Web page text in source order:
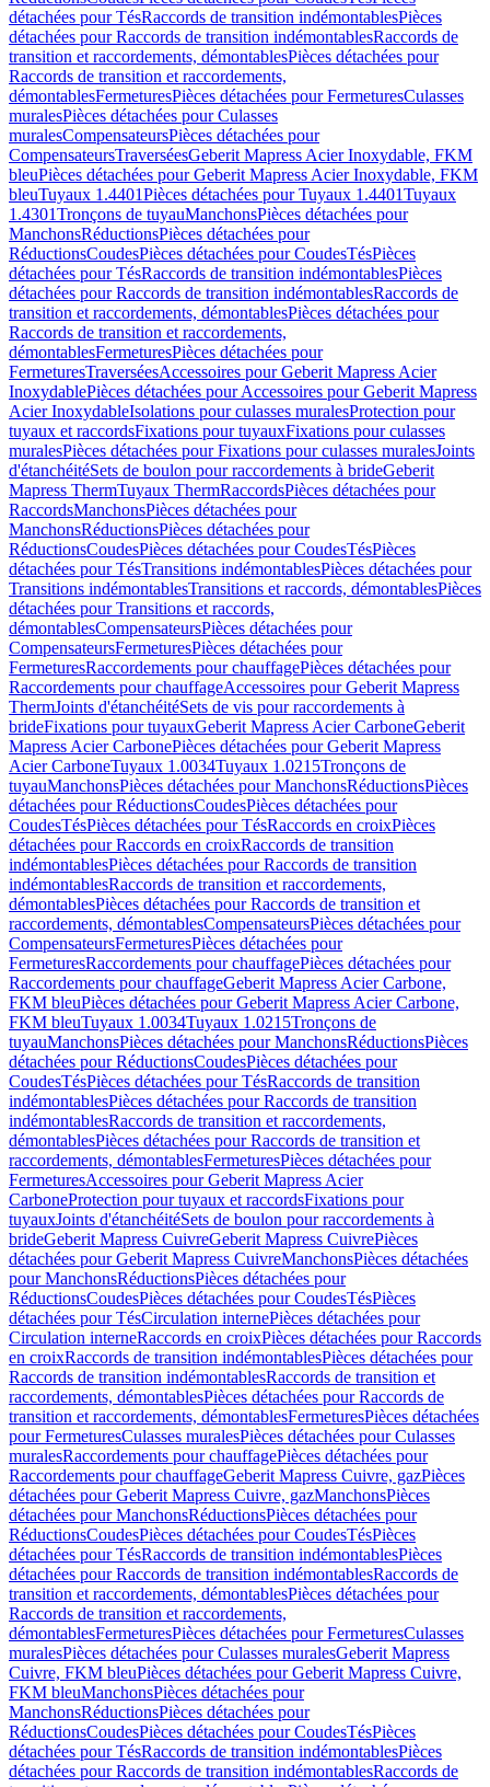
détachées pour TésRaccords de transition indémontablesPièces
détachées pour Raccords de transition indémontablesRaccords de
transition et raccordements, démontablesPièces détachées pour
Raccords de transition et raccordements,
démontablesFermeturesPièces détachées pour FermeturesCulasses
muralesPièces détachées pour Culasses
muralesCompensateursPièces détachées pour
CompensateursTraverséesGeberit Mapress Acier Inoxydable, FKM
bleuPièces détachées pour Geberit Mapress Acier Inoxydable, FKM
bleuTuyaux 1.4401Pièces détachées pour Tuyaux 1.4401Tuyaux
1.4301Tronçons de tuyauManchonsPièces détachées pour
ManchonsRéductionsPièces détachées pour
RéductionsCoudesPièces détachées pour CoudesTésPièces
détachées pour TésRaccords de transition indémontablesPièces
détachées pour Raccords de transition indémontablesRaccords de
transition et raccordements, démontablesPièces détachées pour
Raccords de transition et raccordements,
démontablesFermeturesPièces détachées pour
FermeturesTraverséesAccessoires pour Geberit Mapress Acier
InoxydablePièces détachées pour Accessoires pour Geberit Mapress
Acier InoxydableIsolations pour culasses muralesProtection pour
tuyaux et raccordsFixations pour tuyauxFixations pour culasses
muralesPièces détachées pour Fixations pour culasses muralesJoints
d'étanchéitéSets de boulon pour raccordements à brideGeberit
Mapress ThermTuyaux ThermRaccordsPièces détachées pour
RaccordsManchonsPièces détachées pour
ManchonsRéductionsPièces détachées pour
RéductionsCoudesPièces détachées pour CoudesTésPièces
détachées pour TésTransitions indémontablesPièces détachées pour
Transitions indémontablesTransitions et raccords, démontablesPièces
détachées pour Transitions et raccords,
démontablesCompensateursPièces détachées pour
CompensateursFermeturesPièces détachées pour
FermeturesRaccordements pour chauffagePièces détachées pour
Raccordements pour chauffageAccessoires pour Geberit Mapress
ThermJoints d'étanchéitéSets de vis pour raccordements à
brideFixations pour tuyauxGeberit Mapress Acier CarboneGeberit
Mapress Acier CarbonePièces détachées pour Geberit Mapress
Acier CarboneTuyaux 1.0034Tuyaux 1.0215Tronçons de
tuyauManchonsPièces détachées pour ManchonsRéductionsPièces
détachées pour RéductionsCoudesPièces détachées pour
CoudesTésPièces détachées pour TésRaccords en croixPièces
détachées pour Raccords en croixRaccords de transition
indémontablesPièces détachées pour Raccords de transition
indémontablesRaccords de transition et raccordements,
démontablesPièces détachées pour Raccords de transition et
raccordements, démontablesCompensateursPièces détachées pour
CompensateursFermeturesPièces détachées pour
FermeturesRaccordements pour chauffagePièces détachées pour
Raccordements pour chauffageGeberit Mapress Acier Carbone,
FKM bleuPièces détachées pour Geberit Mapress Acier Carbone,
FKM bleuTuyaux 1.0034Tuyaux 1.0215Tronçons de
tuyauManchonsPièces détachées pour ManchonsRéductionsPièces
détachées pour RéductionsCoudesPièces détachées pour
CoudesTésPièces détachées pour TésRaccords de transition
indémontablesPièces détachées pour Raccords de transition
indémontablesRaccords de transition et raccordements,
démontablesPièces détachées pour Raccords de transition et
raccordements, démontablesFermeturesPièces détachées pour
FermeturesAccessoires pour Geberit Mapress Acier
CarboneProtection pour tuyaux et raccordsFixations pour
tuyauxJoints d'étanchéitéSets de boulon pour raccordements à
brideGeberit Mapress CuivreGeberit Mapress CuivrePièces
détachées pour Geberit Mapress CuivreManchonsPièces détachées
pour ManchonsRéductionsPièces détachées pour
RéductionsCoudesPièces détachées pour CoudesTésPièces
détachées pour TésCirculation internePièces détachées pour
Circulation interneRaccords en croixPièces détachées pour Raccords
en croixRaccords de transition indémontablesPièces détachées pour
Raccords de transition indémontablesRaccords de transition et
raccordements, démontablesPièces détachées pour Raccords de
transition et raccordements, démontablesFermeturesPièces détachées
pour FermeturesCulasses muralesPièces détachées pour Culasses
muralesRaccordements pour chauffagePièces détachées pour
Raccordements pour chauffageGeberit Mapress Cuivre, gazPièces
détachées pour Geberit Mapress Cuivre, gazManchonsPièces
détachées pour ManchonsRéductionsPièces détachées pour
RéductionsCoudesPièces détachées pour CoudesTésPièces
détachées pour TésRaccords de transition indémontablesPièces
détachées pour Raccords de transition indémontablesRaccords de
transition et raccordements, démontablesPièces détachées pour
Raccords de transition et raccordements,
démontablesFermeturesPièces détachées pour FermeturesCulasses
muralesPièces détachées pour Culasses muralesGeberit Mapress
Cuivre, FKM bleuPièces détachées pour Geberit Mapress Cuivre,
FKM bleuManchonsPièces détachées pour
ManchonsRéductionsPièces détachées pour
RéductionsCoudesPièces détachées pour CoudesTésPièces
détachées pour TésRaccords de transition indémontablesPièces
détachées pour Raccords de transition indémontablesRaccords de